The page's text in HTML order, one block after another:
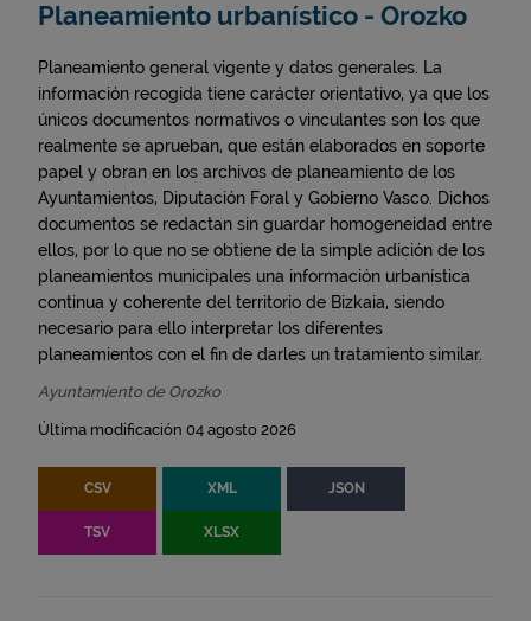
Planeamiento urbanístico - Orozko
Planeamiento general vigente y datos generales. La
información recogida tiene carácter orientativo, ya que los
únicos documentos normativos o vinculantes son los que
realmente se aprueban, que están elaborados en soporte
papel y obran en los archivos de planeamiento de los
Ayuntamientos, Diputación Foral y Gobierno Vasco. Dichos
documentos se redactan sin guardar homogeneidad entre
ellos, por lo que no se obtiene de la simple adición de los
planeamientos municipales una información urbanística
continua y coherente del territorio de Bizkaia, siendo
necesario para ello interpretar los diferentes
planeamientos con el fin de darles un tratamiento similar.
Ayuntamiento de Orozko
Última modificación 04 agosto 2026
CSV XML JSON
TSV XLSX